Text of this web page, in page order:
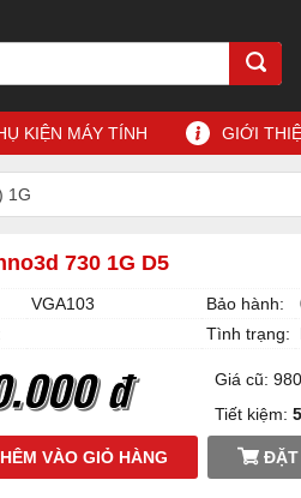
KIỆN MÁY TÍNH GIỚI
1G
730 1G D5
VGA103 Bảo hành:
Tình trạng:
đ Giá cũ:
Tiết kiệm:
VÀO GIỎ HÀNG ĐẶT